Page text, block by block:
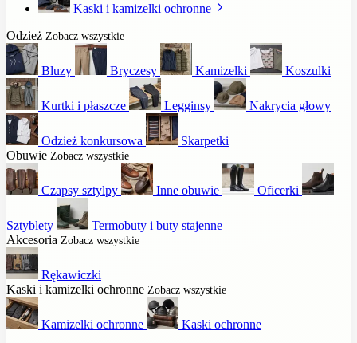
Kaski i kamizelki ochronne
Odzież Zobacz wszystkie
Bluzy Bryczesy Kamizelki Koszulki
Kurtki i płaszcze Legginsy Nakrycia głowy
Odzież konkursowa
Skarpetki
Obuwie Zobacz wszystkie
Czapsy sztylpy Inne obuwie Oficerki
Sztyblety
Termobuty i buty stajenne
Akcesoria Zobacz wszystkie
Rękawiczki
Kaski i kamizelki ochronne Zobacz wszystkie
Kamizelki ochronne
Kaski ochronne